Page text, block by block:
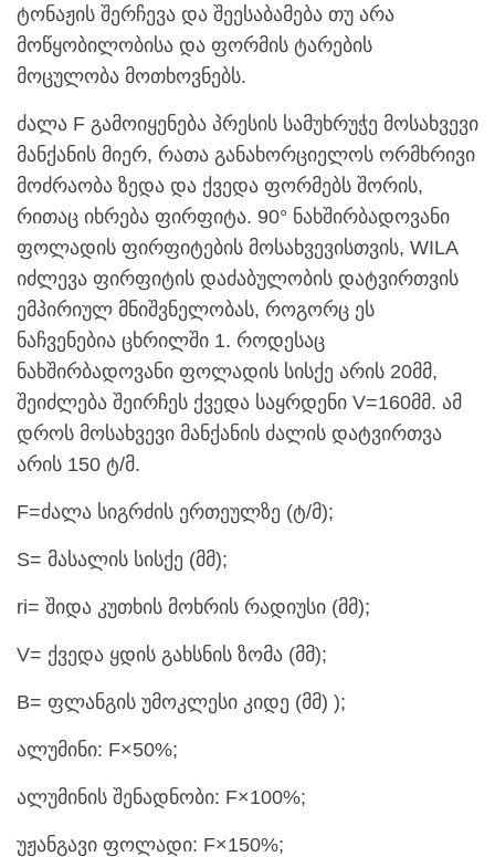
ტონაჟის შერჩევა და შეესაბამება თუ არა
მოწყობილობისა და ფორმის ტარების
მოცულობა მოთხოვნებს.
ძალა F გამოიყენება პრესის სამუხრუჭე მოსახვევი
მანქანის მიერ, რათა განახორციელოს ორმხრივი
მოძრაობა ზედა და ქვედა ფორმებს შორის,
რითაც იხრება ფირფიტა. 90° ნახშირბადოვანი
ფოლადის ფირფიტების მოსახვევისთვის, WILA
იძლევა ფირფიტის დაძაბულობის დატვირთვის
ემპირიულ მნიშვნელობას, როგორც ეს
ნაჩვენებია ცხრილში 1. როდესაც
ნახშირბადოვანი ფოლადის სისქე არის 20მმ,
შეიძლება შეირჩეს ქვედა საყრდენი V=160მმ. ამ
დროს მოსახვევი მანქანის ძალის დატვირთვა
არის 150 ტ/მ.
F=ძალა სიგრძის ერთეულზე (ტ/მ);
S= მასალის სისქე (მმ);
ri= შიდა კუთხის მოხრის რადიუსი (მმ);
V= ქვედა ყდის გახსნის ზომა (მმ);
B= ფლანგის უმოკლესი კიდე (მმ) );
ალუმინი: F×50%;
ალუმინის შენადნობი: F×100%;
უჟანგავი ფოლადი: F×150%;